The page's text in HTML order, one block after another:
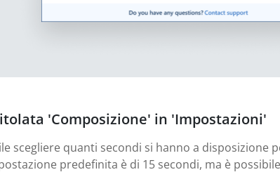
'Composizione' in 'Impostazioni'
scegliere quanti secondi si hanno a
predefinita è di 15 secondi, ma è